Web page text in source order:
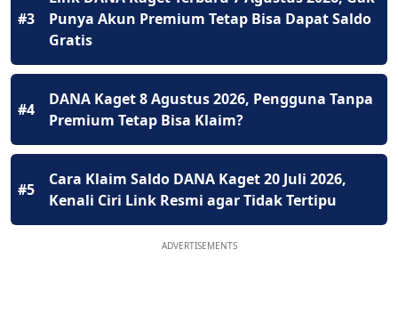
#3
Punya Akun Premium Tetap Bisa Dapat Saldo
Gratis
#4
DANA Kaget 8 Agustus 2026, Pengguna Tanpa
Premium Tetap Bisa Klaim?
#5
Cara Klaim Saldo DANA Kaget 20 Juli 2026,
Kenali Ciri Link Resmi agar Tidak Tertipu
ADVERTISEMENTS